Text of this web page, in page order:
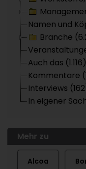
Namen und
Branche
Auch das (1.116)
Kommentare
Interviews
In eigener
Mehr zu
Alcoa